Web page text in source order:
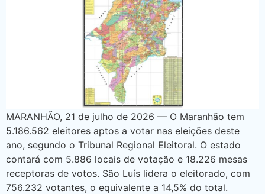
MARANHÃO, 21 de julho de 2026 — O Maranhão tem
5.186.562 eleitores aptos a votar nas eleições deste
ano, segundo o Tribunal Regional Eleitoral. O estado
contará com 5.886 locais de votação e 18.226 mesas
receptoras de votos. São Luís lidera o eleitorado, com
756.232 votantes, o equivalente a 14,5% do total.